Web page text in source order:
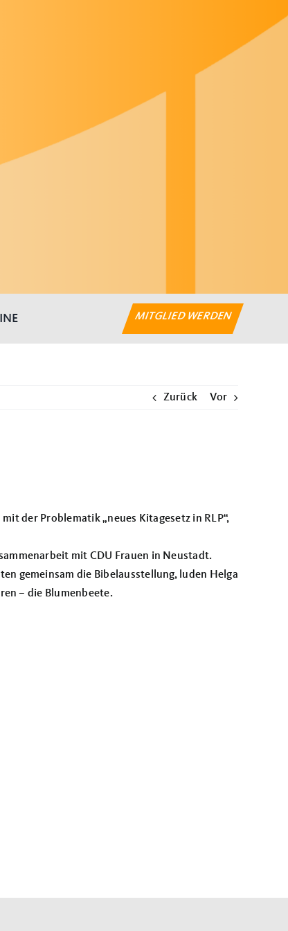
MITGLIED WERDEN
Zurück Vor
der Problematik „neues Kitagesetz in RLP“,
mit CDU Frauen in Neustadt.
gemeinsam die Bibelausstellung, luden Helga
– die Blumenbeete.